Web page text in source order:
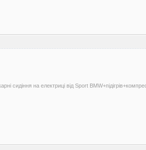
сидіння на електриці від Sport